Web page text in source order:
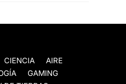
CIENCIA
AIRE
GAMING